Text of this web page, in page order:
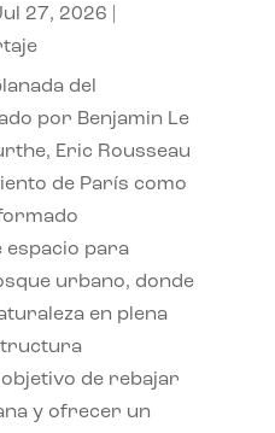
27, 2026
del
por Benjamin Le
Eric Rousseau
de París como
espacio para
urbano, donde
en plena
de rebajar
y ofrecer un